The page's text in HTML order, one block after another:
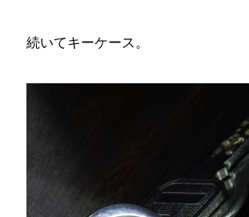
続いてキーケース。